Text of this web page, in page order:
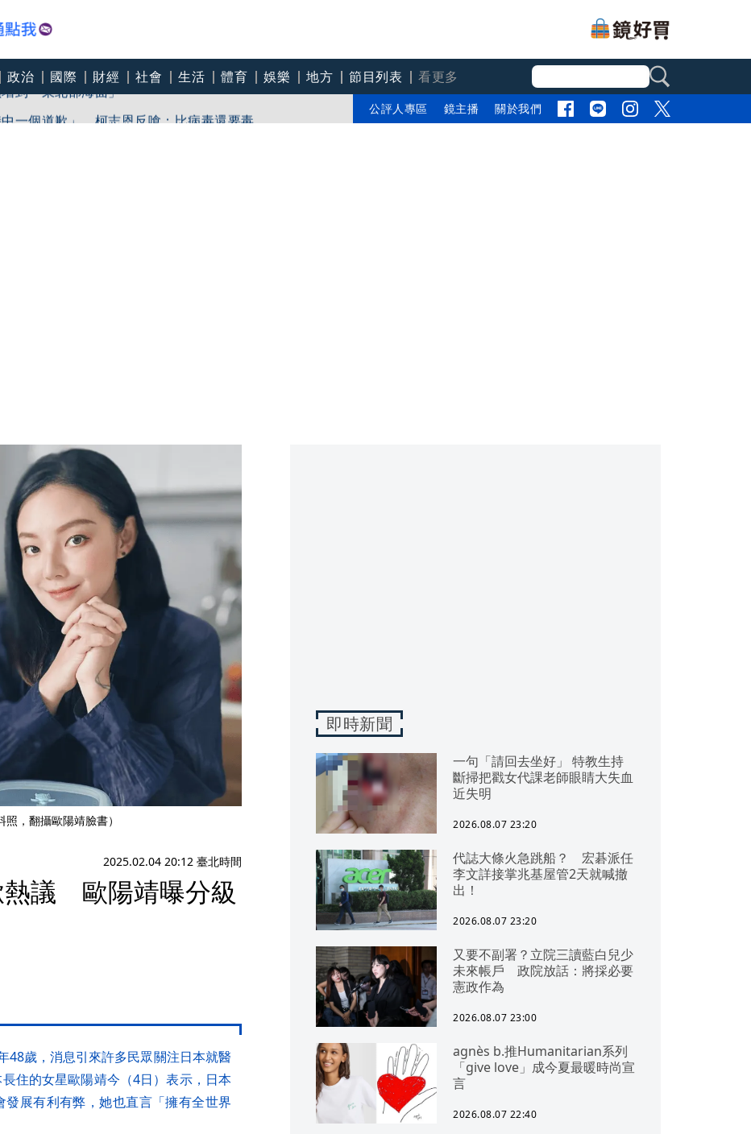
政治 國際 財經 社會 生活 體育 娛樂 地方 節目列表
看更多
到「東北部海面」
公評人專區 鏡主播 關於我們
，翻攝歐陽靖臉書）
2025.02.04 20:12 臺北時間
熱議 歐陽靖曝分級
48歲，消息引來許多民眾關注日本就醫
住的女星歐陽靖今（4日）表示，日本
展有利有弊，她也直言「擁有全世界
即時新聞
一句「請回去坐好」 特教生持
斷掃把戳女代課老師眼睛大失血
近失明
2026.08.07 23:20
代誌大條火急跳船？ 宏碁派任
李文詳接掌兆基屋管2天就喊撤
出！
2026.08.07 23:20
又要不副署？立院三讀藍白兒少
未來帳戶 政院放話：將採必要
憲政作為
2026.08.07 23:00
agnès b.推Humanitarian系列
「give love」成今夏最暖時尚宣
言
2026.08.07 22:40